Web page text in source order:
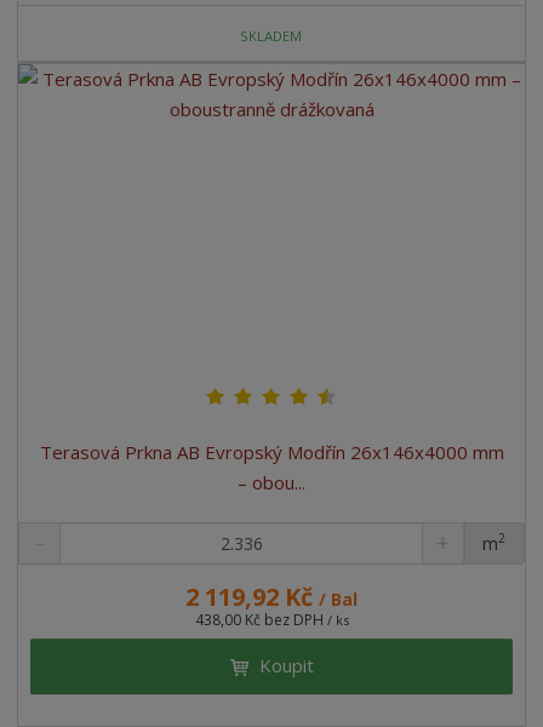
SKLADEM
Terasová Prkna AB Evropský Modřín 26x146x4000 mm
– obou...
2 119,92 Kč / Bal
438,00 Kč bez DPH / ks
ks
m2
Koupit